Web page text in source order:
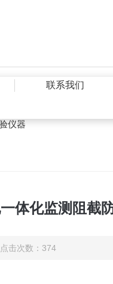
联系我们
仪器
体化监测阻截
击次数：374